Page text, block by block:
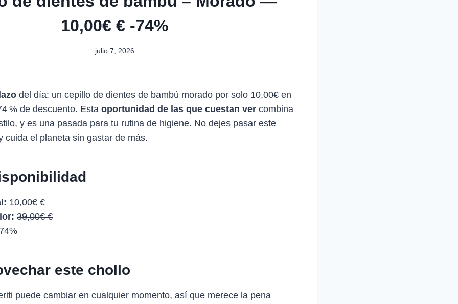
10,00€ € -74%
julio 7, 2026
del día: un cepillo de dientes de bambú morado por solo 10,00€ en
% de descuento. Esta oportunidad de las que cuestan ver combina
y es una pasada para tu rutina de higiene. No dejes pasar este
cuida el planeta sin gastar de más.
10,00€ €
39,00€ €
74%
este chollo
puede cambiar en cualquier momento, así que merece la pena